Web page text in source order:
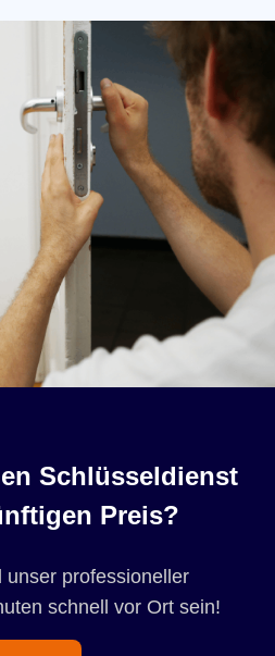
Schlüsseldienst
Preis?
unser professioneller
schnell vor Ort sein!